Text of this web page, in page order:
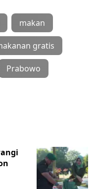
makan
gratis
Prabowo